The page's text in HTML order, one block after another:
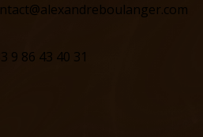
9 86 43 40 31